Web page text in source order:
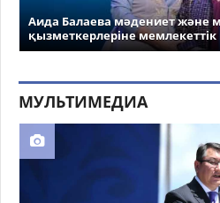
Аида Балаева мәдениет және
қызметкерлеріне
МУЛЬТИМЕДИА